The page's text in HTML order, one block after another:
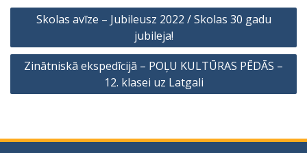
Ziņu
Skolas avīze – Jubileusz 2022 / Skolas 30 gadu
jubileja!
Zinātniskā ekspedīcijā – POĻU KULTŪRAS PĒDĀS –
12. klasei uz Latgali